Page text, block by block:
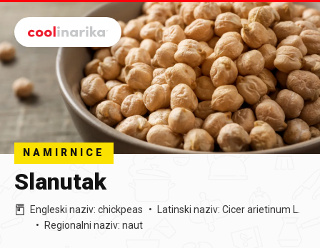
Preskoči na glavni sadržaj
NAMIRNICE
Slanutak
Engleski naziv: chickpeas Latinski naziv: Cicer arietinum L.
Regionalni naziv: naut